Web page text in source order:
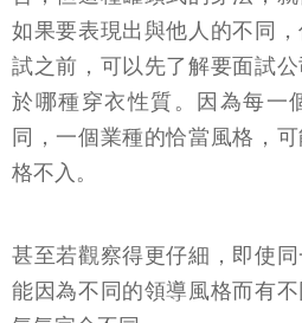
如果要表現出與他人的不同
試之前，可以先了解要面試
於哪種穿衣性質。因為每一
同，一個業種的恰當風格，
格不入。
甚至若觀察得更仔細，即使
能因為不同的領導風格而有